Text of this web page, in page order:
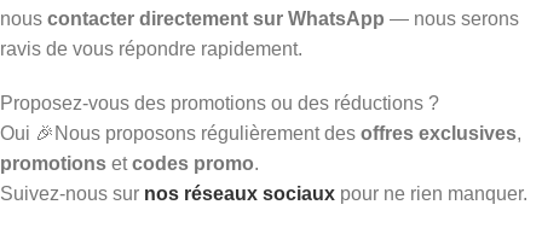
nous contacter directement sur WhatsApp — nous serons
ravis de vous répondre rapidement.
Proposez-vous des promotions ou des réductions ?
Oui 🎉Nous proposons régulièrement des offres exclusives,
promotions etcodes promo.
Suivez-nous sur nos réseaux sociaux pour ne rien manquer.